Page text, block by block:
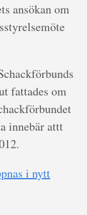
ansökan om
fattades om
innebär attt
i nytt